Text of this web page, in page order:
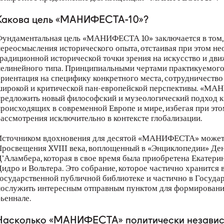
цель «МАНИФЕСТА-10»?
цель «МАНИФЕСТА 10» заключается в том,
исторического опыта, отстаивая при этом
исторической точки зрения на искусство и
типа. Принципиальными чертами
на специфику конкретного места,
и критической пан-европейской перспективы.
новый философский и музеологический подход
в современной Европе и мире, избегая при
исключительно в контексте глобализации.
вдохновения для десятой «МАНИФЕСТА» может
XVIII века, воплощенный в «Энциклопедии»
которая в свое время была приобретена
и Вольтера. Это собрание, которое частично хранится
публичной библиотеке и частично в
интересным отправным пунктом для
«МАНИФЕСТА» политически